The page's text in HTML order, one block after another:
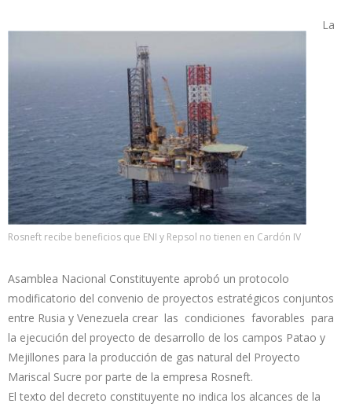
Rosneft recibe beneficios que ENI y Repsol no tienen en Cardón IV
La
Asamblea Nacional Constituyente aprobó un protocolo
modificatorio del convenio de proyectos estratégicos conjuntos
entre Rusia y Venezuela crear las condiciones favorables para
la ejecución del proyecto de desarrollo de los campos Patao y
Mejillones para la producción de gas natural del Proyecto
Mariscal Sucre por parte de la empresa Rosneft.
El texto del decreto constituyente no indica los alcances de la